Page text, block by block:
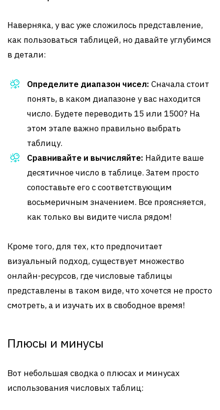
Наверняка, у вас уже сложилось представление,
как пользоваться таблицей, но давайте углубимся
в детали:
Определите диапазон чисел: Сначала стоит
понять, в каком диапазоне у вас находится
число. Будете переводить 15 или 1500? На
этом этапе важно правильно выбрать
таблицу.
Сравнивайте и вычисляйте: Найдите ваше
десятичное число в таблице. Затем просто
сопоставьте его с соответствующим
восьмеричным значением. Все проясняется,
как только вы видите числа рядом!
Кроме того, для тех, кто предпочитает
визуальный подход, существует множество
онлайн-ресурсов, где числовые таблицы
представлены в таком виде, что хочется не просто
смотреть, а и изучать их в свободное время!
Плюсы и минусы
Вот небольшая сводка о плюсах и минусах
использования числовых таблиц: